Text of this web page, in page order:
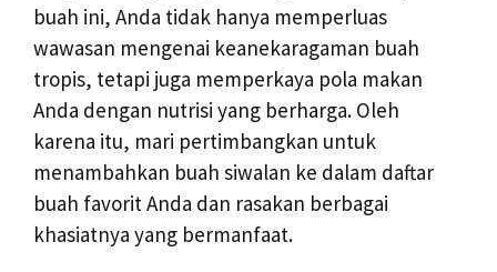
buah ini, Anda tidak hanya memperluas
wawasan mengenai keanekaragaman buah
tropis, tetapi juga memperkaya pola makan
Anda dengan nutrisi yang berharga. Oleh
karena itu, mari pertimbangkan untuk
menambahkan buah siwalan ke dalam daftar
buah favorit Anda dan rasakan berbagai
khasiatnya yang bermanfaat.